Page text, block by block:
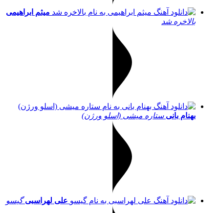
میثم ابراهیمی
بالاخره شد
بهنام بانی ستاره میشی (اسلو ورژن)
علی لهراسبی گیسو